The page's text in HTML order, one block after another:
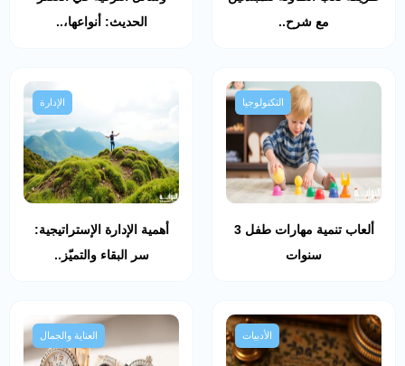
مع شرح..
الحديث: أنواعها،..
التكنولوجيا
ألعاب تنمية مهارات طفل 3
سنوات
الإدارة
أهمية الإدارة الإستراتيجية:
سر البقاء والتميّز..
الأدبيات العناية والجمال